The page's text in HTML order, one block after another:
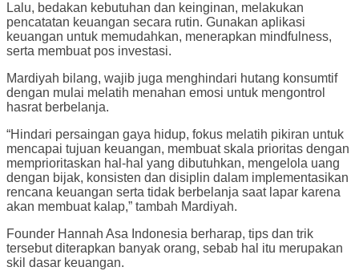
Lalu, bedakan kebutuhan dan keinginan, melakukan
pencatatan keuangan secara rutin. Gunakan aplikasi
keuangan untuk memudahkan, menerapkan mindfulness,
serta membuat pos investasi.
Mardiyah bilang, wajib juga menghindari hutang konsumtif
dengan mulai melatih menahan emosi untuk mengontrol
hasrat berbelanja.
“Hindari persaingan gaya hidup, fokus melatih pikiran untuk
mencapai tujuan keuangan, membuat skala prioritas dengan
memprioritaskan hal-hal yang dibutuhkan, mengelola uang
dengan bijak, konsisten dan disiplin dalam implementasikan
rencana keuangan serta tidak berbelanja saat lapar karena
akan membuat kalap,” tambah Mardiyah.
Founder Hannah Asa Indonesia berharap, tips dan trik
tersebut diterapkan banyak orang, sebab hal itu merupakan
skil dasar keuangan.